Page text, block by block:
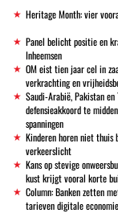
Heritage Month: vier
Panel belicht positie en
Inheemsen
OM eist tien jaar cel in
verkrachting en
Saudi-Arabië, Pakistan
defensieakkoord te
spanningen
Kinderen horen niet thuis
verkeerslicht
Kans op stevige
kust krijgt vooral korte
Column: Banken zetten
tarieven digitale